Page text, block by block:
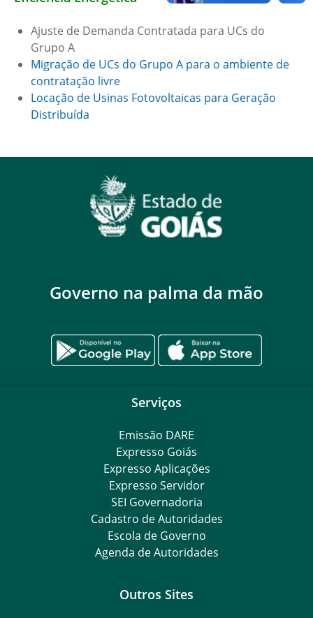
Ajuste de Demanda Contratada para UCs do
Grupo A
Migração de UCs do Grupo A para o ambiente de
contratação livre
Locação de Usinas Fotovoltaicas para Geração
Distribuída
Governo na palma da mão
Serviços
Emissão DARE
Expresso Goiás
Expresso Aplicações
Expresso Servidor
SEI Governadoria
Cadastro de Autoridades
Escola de Governo
Agenda de Autoridades
Outros Sites